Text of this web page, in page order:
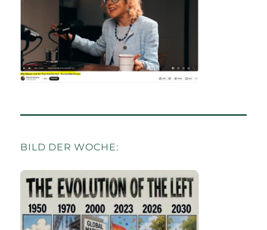
BILD DER WOCHE: